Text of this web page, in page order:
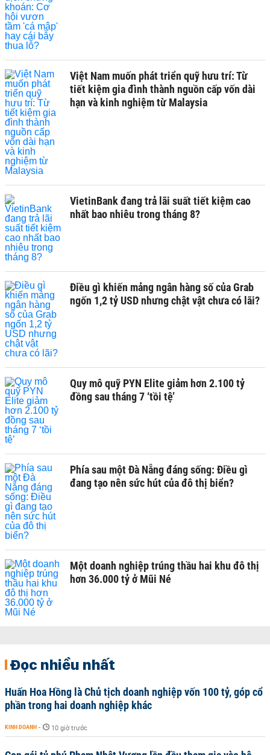
Việt Nam muốn phát triển quỹ hưu trí: Từ
tiết kiệm gia đình thành nguồn cấp vốn dài
hạn và kinh nghiệm từ Malaysia
VietinBank đang trả lãi suất tiết kiệm cao
nhất bao nhiêu trong tháng 8?
Điều gì khiến mảng ngân hàng số của Grab
ngốn 1,2 tỷ USD nhưng chật vật chưa có lãi?
Quy mô quỹ PYN Elite giảm hơn 2.100 tỷ
đồng sau tháng 7 ‘tồi tệ’
Phía sau một Đà Nẵng đáng sống: Điều gì
đang tạo nên sức hút của đô thị biển?
Một doanh nghiệp trúng thầu hai khu đô thị
hơn 36.000 tỷ ở Mũi Né
Đọc nhiều nhất
Huấn Hoa Hồng là Chủ tịch doanh nghiệp vốn 100 tỷ, góp cổ
phần trong hai doanh nghiệp khác
KINH DOANH - 10 giờ trước